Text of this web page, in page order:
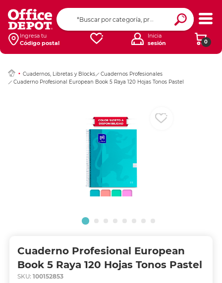
Ingresa tu
Código postal
0
Inicia
sesión
Cuadernos, Libretas y Blocks
Cuadernos Profesionales
Cuaderno Profesional European Book 5 Raya 120 Hojas Tonos Pastel
Cuaderno Profesional European
Book 5 Raya 120 Hojas Tonos Pastel
SKU: 100152853
Ingresar Codigo